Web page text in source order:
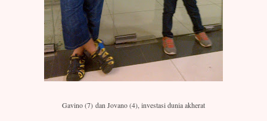
Gavino (7) dan Jovano (4), investasi dunia akherat